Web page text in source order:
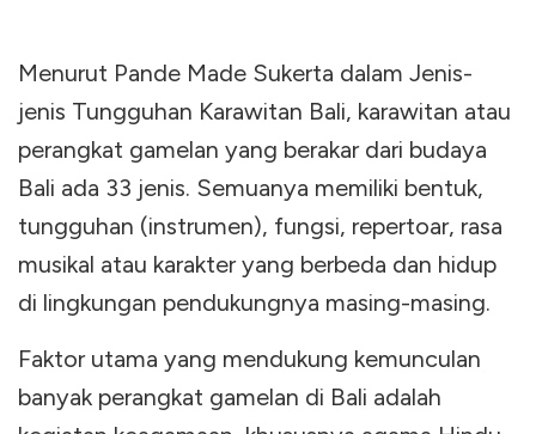
Menurut Pande Made Sukerta dalam Jenis-
jenis Tungguhan Karawitan Bali, karawitan atau
perangkat gamelan yang berakar dari budaya
Bali ada 33 jenis. Semuanya memiliki bentuk,
tungguhan (instrumen), fungsi, repertoar, rasa
musikal atau karakter yang berbeda dan hidup
di lingkungan pendukungnya masing-masing.
Faktor utama yang mendukung kemunculan
banyak perangkat gamelan di Bali adalah